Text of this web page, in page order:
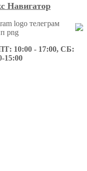
Навигатор
10:00 - 17:00, СБ:
15:00